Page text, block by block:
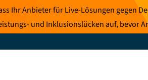
Ihr Anbieter für Live-Lösungen gegen
und Inklusionslücken auf, bevor